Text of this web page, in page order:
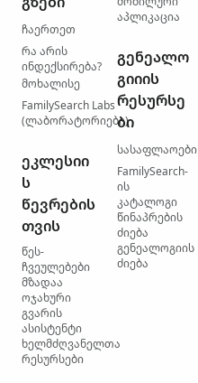
ჩაერთეთ
რა არის
ინდექსირება?
მოხალისე
FamilySearch Labs
(ლაბორატორიები)
ეკლესიი
ს
წევრების
თვის
წეს-
ჩვეულებები
მზადაა
ოჯახური
გვარის
ასისტენტი
ხელმძღვანელთა
რესურსები
აპლიკაცია
გენეალო
გიიის
რესურსე
ბი
სასაფლაოები
FamilySearch-
ის
კატალოგი
წინაპრების
ძიება
გენეალოგიის
ძიება